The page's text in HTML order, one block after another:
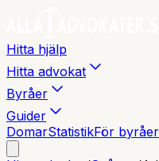
Hitta hjälp
Hitta advokat
Byråer
Guider
DomarStatistikFör byråer